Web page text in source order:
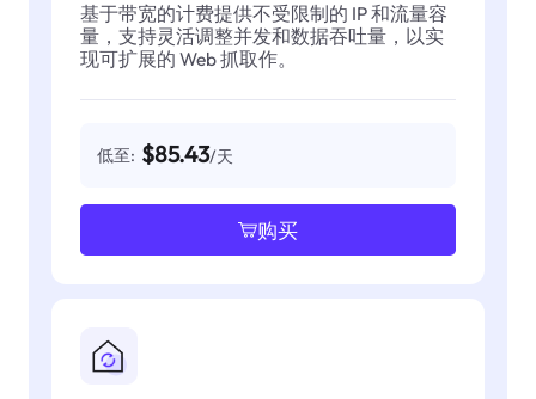
基于带宽的计费提供不受限制的 IP 和流量容
量，支持灵活调整并发和数据吞吐量，以实
现可扩展的 Web 抓取作。
低至: $85.43/天
购买